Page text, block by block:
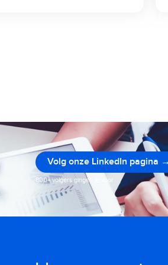
Volg onze LinkedIn pagina
800+ volgers gingen je voor